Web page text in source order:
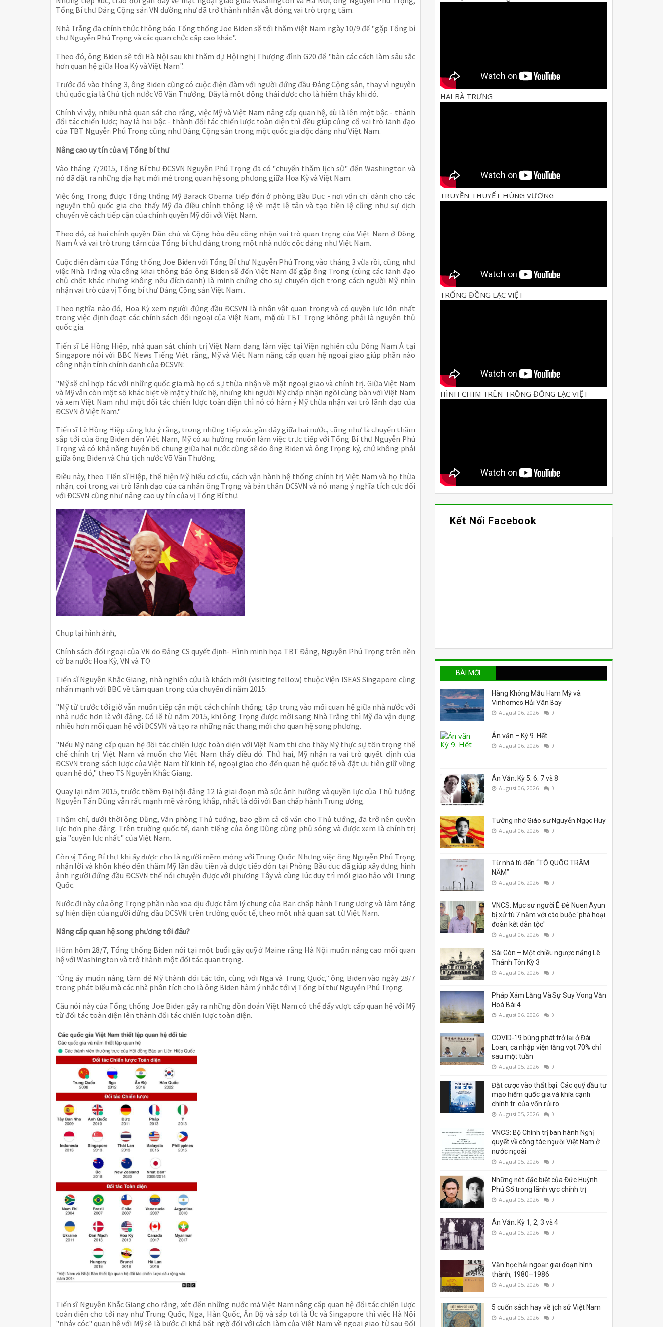
Tổng Bí thư Đảng Cộng sản VN dường như đã trở thành nhân vật đóng vai trò trọng tâm.
Nhà Trắng đã chính thức thông báo Tổng thống Joe Biden sẽ tới thăm Việt Nam ngày 10/9 để "gặp Tổng bí
thư Nguyễn Phú Trọng và các quan chức cấp cao khác".
Theo đó, ông Biden sẽ tới Hà Nội sau khi thăm dự Hội nghị Thượng đỉnh G20 để "bàn các cách làm sâu sắc
hơn quan hệ giữa Hoa Kỳ và Việt Nam".
Trước đó vào tháng 3, ông Biden cũng có cuộc điện đàm với người đứng đầu Đảng Cộng sản, thay vì nguyên
thủ quốc gia là Chủ tịch nước Võ Văn Thưởng. Đây là một động thái được cho là hiếm thấy khi đó.
Chính vì vậy, nhiều nhà quan sát cho rằng, việc Mỹ và Việt Nam nâng cấp quan hệ, dù là lên một bậc - thành
đối tác chiến lược; hay là hai bậc - thành đối tác chiến lược toàn diện thì đều giúp củng cố vai trò lãnh đạo
của TBT Nguyễn Phú Trọng cũng như Đảng Cộng sản trong một quốc gia độc đảng như Việt Nam.
Nâng cao uy tín của vị Tổng bí thư
Vào tháng 7/2015, Tổng Bí thư ĐCSVN Nguyễn Phú Trọng đã có "chuyến thăm lịch sử" đến Washington và
nó đã đặt ra những địa hạt mới mẻ trong quan hệ song phương giữa Hoa Kỳ và Việt Nam.
Việc ông Trọng được Tổng thống Mỹ Barack Obama tiếp đón ở phòng Bầu Dục - nơi vốn chỉ dành cho các
nguyên thủ quốc gia cho thấy Mỹ đã điều chỉnh thông lệ về mặt lễ tân và tạo tiền lệ cũng như sự dịch
chuyển về cách tiếp cận của chính quyền Mỹ đối với Việt Nam.
Theo đó, cả hai chính quyền Dân chủ và Cộng hòa đều công nhận vai trò quan trọng của Việt Nam ở Đông
Nam Á và vai trò trung tâm của Tổng bí thư đảng trong một nhà nước độc đảng như Việt Nam.
Cuộc điện đàm của Tổng thống Joe Biden với Tổng Bí thư Nguyễn Phú Trọng vào tháng 3 vừa rồi, cũng như
việc Nhà Trắng vừa công khai thông báo ông Biden sẽ đến Việt Nam để gặp ông Trọng (cùng các lãnh đạo
chủ chốt khác nhưng không nêu đích danh) là minh chứng cho sự chuyển dịch trong cách người Mỹ nhìn
nhận vai trò của vị Tổng bí thư Đảng Cộng sản Việt Nam..
Theo nghĩa nào đó, Hoa Kỳ xem người đứng đầu ĐCSVN là nhân vật quan trọng và có quyền lực lớn nhất
trong việc định đoạt các chính sách đối ngoại của Việt Nam, mặc dù TBT Trọng không phải là nguyên thủ
quốc gia.
Tiến sĩ Lê Hồng Hiệp, nhà quan sát chính trị Việt Nam đang làm việc tại Viện nghiên cứu Đông Nam Á tại
Singapore nói với BBC News Tiếng Việt rằng, Mỹ và Việt Nam nâng cấp quan hệ ngoại giao giúp phần nào
công nhận tính chính danh của ĐCSVN:
"Mỹ sẽ chỉ hợp tác với những quốc gia mà họ có sự thừa nhận về mặt ngoại giao và chính trị. Giữa Việt Nam
và Mỹ vẫn còn một số khác biệt về mặt ý thức hệ, nhưng khi người Mỹ chấp nhận ngồi cùng bàn với Việt Nam
và xem Việt Nam như một đối tác chiến lược toàn diện thì nó có hàm ý Mỹ thừa nhận vai trò lãnh đạo của
ĐCSVN ở Việt Nam."
Tiến sĩ Lê Hồng Hiệp cũng lưu ý rằng, trong những tiếp xúc gần đây giữa hai nước, cũng như là chuyến thăm
sắp tới của ông Biden đến Việt Nam, Mỹ có xu hướng muốn làm việc trực tiếp với Tổng Bí thư Nguyễn Phú
Trọng và có khả năng tuyên bố chung giữa hai nước cũng sẽ do ông Biden và ông Trọng ký, chứ không phải
giữa ông Biden và Chủ tịch nước Võ Văn Thưởng.
Điều này, theo Tiến sĩ Hiệp, thể hiện Mỹ hiểu cơ cấu, cách vận hành hệ thống chính trị Việt Nam và họ thừa
nhận, coi trọng vai trò lãnh đạo của cá nhân ông Trọng và bản thân ĐCSVN và nó mang ý nghĩa tích cực đối
với ĐCSVN cũng như nâng cao uy tín của vị Tổng Bí thư.
Chụp lại hình ảnh,
Chính sách đối ngoại của VN do Đảng CS quyết định- Hình minh họa TBT Đảng, Nguyễn Phú Trọng trên nền
cờ ba nước Hoa Kỳ, VN và TQ
Tiến sĩ Nguyễn Khắc Giang, nhà nghiên cứu là khách mời (visiting fellow) thuộc Viện ISEAS Singapore cũng
nhấn mạnh với BBC về tầm quan trọng của chuyến đi năm 2015:
"Mỹ từ trước tới giờ vẫn muốn tiếp cận một cách chính thống: tập trung vào mối quan hệ giữa nhà nước với
nhà nước hơn là với đảng. Có lẽ từ năm 2015, khi ông Trọng được mời sang Nhà Trắng thì Mỹ đã vận dụng
nhiều hơn mối quan hệ với ĐCSVN và tạo ra những nấc thang mới cho quan hệ song phương.
"Nếu Mỹ nâng cấp quan hệ đối tác chiến lược toàn diện với Việt Nam thì cho thấy Mỹ thực sự tôn trọng thể
chế chính trị Việt Nam và muốn cho Việt Nam thấy điều đó. Thứ hai, Mỹ nhận ra vai trò quyết định của
ĐCSVN trong sách lược của Việt Nam từ kinh tế, ngoại giao cho đến quan hệ quốc tế và đặt ưu tiên giữ vững
quan hệ đó," theo TS Nguyễn Khắc Giang.
Quay lại năm 2015, trước thềm Đại hội đảng 12 là giai đoạn mà sức ảnh hưởng và quyền lực của Thủ tướng
Nguyễn Tấn Dũng vẫn rất mạnh mẽ và rộng khắp, nhất là đối với Ban chấp hành Trung ương.
Thậm chí, dưới thời ông Dũng, Văn phòng Thủ tướng, bao gồm cả cố vấn cho Thủ tướng, đã trở nên quyền
lực hơn phe đảng. Trên trường quốc tế, danh tiếng của ông Dũng cũng phủ sóng và được xem là chính trị
gia "quyền lực nhất" của Việt Nam.
Còn vị Tổng Bí thư khi ấy được cho là người mềm mỏng với Trung Quốc. Nhưng việc ông Nguyễn Phú Trọng
nhận lời và khôn khéo đến thăm Mỹ lần đầu tiên và được tiếp đón tại Phòng Bầu dục đã giúp xây dựng hình
ảnh người đứng đầu ĐCSVN thể nói chuyện được với phương Tây và cùng lúc duy trì mối giao hảo với Trung
Quốc.
Nước đi này của ông Trọng phần nào xoa dịu được tâm lý chung của Ban chấp hành Trung ương và làm tăng
sự hiện diện của người đứng đầu ĐCSVN trên trường quốc tế, theo một nhà quan sát từ Việt Nam.
Nâng cấp quan hệ song phương tới đâu?
Hôm hôm 28/7, Tổng thống Biden nói tại một buổi gây quỹ ở Maine rằng Hà Nội muốn nâng cao mối quan
hệ với Washington và trở thành một đối tác quan trọng.
"Ông ấy muốn nâng tầm để Mỹ thành đối tác lớn, cùng với Nga và Trung Quốc," ông Biden vào ngày 28/7
trong phát biểu mà các nhà phân tích cho là ông Biden hàm ý nhắc tới vị Tổng bí thư Nguyễn Phú Trọng.
Câu nói này của Tổng thống Joe Biden gây ra những đồn đoán Việt Nam có thể đẩy vượt cấp quan hệ với Mỹ
từ đối tác toàn diện lên thành đối tác chiến lược toàn diện.
Tiến sĩ Nguyễn Khắc Giang cho rằng, xét đến những nước mà Việt Nam nâng cấp quan hệ đối tác chiến lược
toàn diện cho tới nay như Trung Quốc, Nga, Hàn Quốc, Ấn Độ và sắp tới là Úc và Singapore thì việc Hà Nội
"nhảy cóc" quan hệ với Mỹ sẽ là bước đi khá bất ngờ đối với cách làm của Việt Nam về ngoại giao từ sau Đổi
HAI BÀ TRƯNG
TRUYỀN THUYẾT HÙNG VƯƠNG
TRỐNG ĐỒNG LẠC VIỆT
HÌNH CHIM TRÊN TRỐNG ĐỒNG LẠC VIỆT
Kết Nối Facebook
BÀI MỚI
Hàng Không Mẫu Hạm Mỹ và
Vinhomes Hải Vân Bay
August 06, 2026 0
Án văn – Kỳ 9. Hết
August 06, 2026 0
Án Văn: Kỳ 5, 6, 7 và 8
August 06, 2026 0
Tưởng nhớ Giáo sư Nguyễn Ngọc Huy
August 06, 2026 0
Từ nhà tù đến “TỔ QUỐC TRĂM
NĂM”
August 06, 2026 0
VNCS: Mục sư người Ê Đê Nuen Ayun
bị xử tù 7 năm với cáo buộc 'phá hoại
đoàn kết dân tộc'
August 06, 2026 0
Sài Gòn – Một chiều ngược nắng Lê
Thánh Tôn Kỳ 3
August 06, 2026 0
Pháp Xâm Lăng Và Sự Suy Vong Văn
Hoá Bài 4
August 06, 2026 0
COVID-19 bùng phát trở lại ở Đài
Loan, ca nhập viện tăng vọt 70% chỉ
sau một tuần
August 05, 2026 0
Đặt cược vào thất bại: Các quỹ đầu tư
mạo hiểm quốc gia và khía cạnh
chính trị của vốn rủi ro
August 05, 2026 0
VNCS: Bộ Chính trị ban hành Nghị
quyết về công tác người Việt Nam ở
nước ngoài
August 05, 2026 0
Những nét đặc biệt của Đức Huỳnh
Phú Sổ trong lãnh vực chính trị
August 05, 2026 0
Án Văn: Kỳ 1, 2, 3 và 4
August 05, 2026 0
Văn học hải ngoại: giai đoạn hình
thành, 1980–1986
August 05, 2026 0
5 cuốn sách hay về lịch sử Việt Nam
August 05, 2026 0